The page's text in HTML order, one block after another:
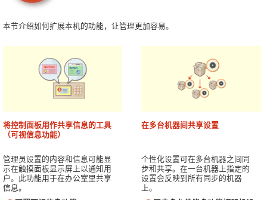
本节介绍如何扩展本机的功能，让管理更加容易。
将控制面板用作共享信息的工具
（可视信息功能）
在多台机器间共享设置
管理员设置的内容和信息可能显
示在触摸面板显示屏上以通知用
户。此功能用于在办公室里共享
信息。
个性化设置可在多台机器之间同
步和共享。在一台机器上指定的
设置会反映到所有同步的机器
上。